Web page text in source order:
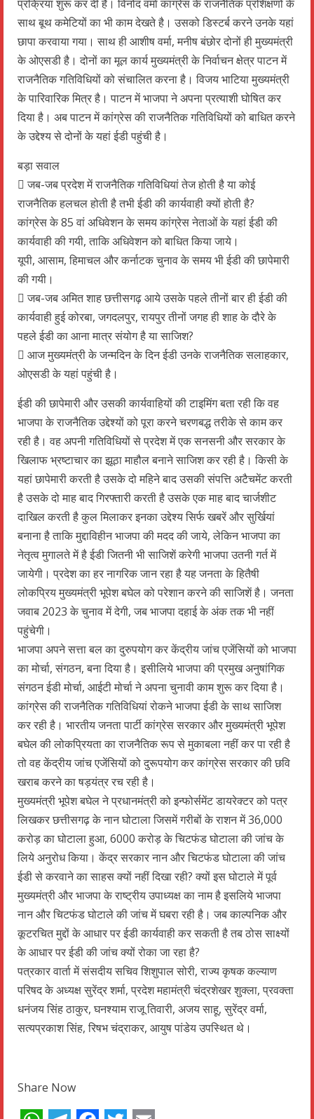
प्रक्रिया शुरू कर दी है। विनोद वर्मा कांग्रेस के राजनैतिक प्रशिक्षणों के
साथ बूथ कमेटियों का भी काम देखते है। उसको डिस्टर्ब करने उनके यहां
छापा करवाया गया। साथ ही आशीष वर्मा, मनीष बंछोर दोनों ही मुख्यमंत्री
के ओएसडी है। दोनों का मूल कार्य मुख्यमंत्री के निर्वाचन क्षेत्र पाटन में
राजनैतिक गतिविधियों को संचालित करना है। विजय भाटिया मुख्यमंत्री
के पारिवारिक मित्र है। पाटन में भाजपा ने अपना प्रत्याशी घोषित कर
दिया है। अब पाटन में कांग्रेस की राजनैतिक गतिविधियों को बाधित करने
के उद्देश्य से दोनों के यहां ईडी पहुंची है।
बड़ा सवाल
 जब-जब प्रदेश में राजनैतिक गतिविधियां तेज होती है या कोई
राजनैतिक हलचल होती है तभी ईडी की कार्यवाही क्यों होती है?
कांग्रेस के 85 वां अधिवेशन के समय कांग्रेस नेताओं के यहां ईडी की
कार्यवाही की गयी, ताकि अधिवेशन को बाधित किया जाये।
यूपी, आसाम, हिमाचल और कर्नाटक चुनाव के समय भी ईडी की छापेमारी
की गयी।
 जब-जब अमित शाह छत्तीसगढ़ आये उसके पहले तीनों बार ही ईडी की
कार्यवाही हुई कोरबा, जगदलपुर, रायपुर तीनों जगह ही शाह के दौरे के
पहले ईडी का आना मात्र संयोग है या साजिश?
 आज मुख्यमंत्री के जन्मदिन के दिन ईडी उनके राजनैतिक सलाहकार,
ओएसडी के यहां पहुंची है।
ईडी की छापेमारी और उसकी कार्यवाहियों की टाइमिंग बता रही कि वह
भाजपा के राजनैतिक उद्देश्यों को पूरा करने चरणबद्ध तरीके से काम कर
रही है। वह अपनी गतिविधियों से प्रदेश में एक सनसनी और सरकार के
खिलाफ भ्रष्टाचार का झूठा माहौल बनाने साजिश कर रही है। किसी के
यहां छापेमारी करती है उसके दो महिने बाद उसकी संपत्ति अटैचमेंट करती
है उसके दो माह बाद गिरफ्तारी करती है उसके एक माह बाद चार्जशीट
दाखिल करती है कुल मिलाकर इनका उद्देश्य सिर्फ खबरें और सुर्खियां
बनाना है ताकि मुद्दाविहीन भाजपा की मदद की जाये, लेकिन भाजपा का
नेतृत्व मुगालते में है ईडी जितनी भी साजिशें करेगी भाजपा उतनी गर्त में
जायेगी। प्रदेश का हर नागरिक जान रहा है यह जनता के हितैषी
लोकप्रिय मुख्यमंत्री भूपेश बघेल को परेशान करने की साजिशें है। जनता
जवाब 2023 के चुनाव में देगी, जब भाजपा दहाई के अंक तक भी नहीं
पहुंचेगी।
भाजपा अपने सत्ता बल का दुरुपयोग कर केंद्रीय जांच एजेंसियों को भाजपा
का मोर्चा, संगठन, बना दिया है। इसीलिये भाजपा की प्रमुख अनुषांगिक
संगठन ईडी मोर्चा, आईटी मोर्चा ने अपना चुनावी काम शुरू कर दिया है।
कांग्रेस की राजनैतिक गतिविधियां रोकने भाजपा ईडी के साथ साजिश
कर रही है। भारतीय जनता पार्टी कांग्रेस सरकार और मुख्यमंत्री भूपेश
बघेल की लोकप्रियता का राजनैतिक रूप से मुकाबला नहीं कर पा रही है
तो वह केंद्रीय जांच एजेंसियों को दुरूपयोग कर कांग्रेस सरकार की छवि
खराब करने का षड़यंत्र रच रही है।
मुख्यमंत्री भूपेश बघेल ने प्रधानमंत्री को इन्फोर्समेंट डायरेक्टर को पत्र
लिखकर छत्तीसगढ़ के नान घोटाला जिसमें गरीबों के राशन में 36,000
करोड़ का घोटाला हुआ, 6000 करोड़ के चिटफंड घोटाला की जांच के
लिये अनुरोध किया। केंद्र सरकार नान और चिटफंड घोटाला की जांच
ईडी से करवाने का साहस क्यों नहीं दिखा रही? क्यों इस घोटाले में पूर्व
मुख्यमंत्री और भाजपा के राष्ट्रीय उपाध्यक्ष का नाम है इसलिये भाजपा
नान और चिटफंड घोटाले की जांच में घबरा रही है। जब काल्पनिक और
कूटरचित मुद्दों के आधार पर ईडी कार्यवाही कर सकती है तब ठोस साक्ष्यों
के आधार पर ईडी की जांच क्यों रोका जा रहा है?
पत्रकार वार्ता में संसदीय सचिव शिशुपाल सोरी, राज्य कृषक कल्याण
परिषद के अध्यक्ष सुरेंद्र शर्मा, प्रदेश महामंत्री चंद्रशेखर शुक्ला, प्रवक्ता
धनंजय सिंह ठाकुर, घनश्याम राजू तिवारी, अजय साहू, सुरेंद्र वर्मा,
सत्यप्रकाश सिंह, रिषभ चंद्राकर, आयुष पांडेय उपस्थित थे।
Share Now